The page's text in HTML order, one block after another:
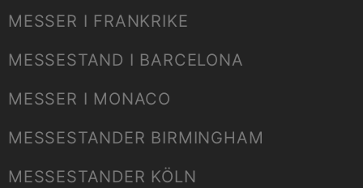
MESSER I FRANKRIKE
MESSESTAND I BARCELONA
MESSER I MONACO
MESSESTANDER BIRMINGHAM
MESSESTANDER KÖLN